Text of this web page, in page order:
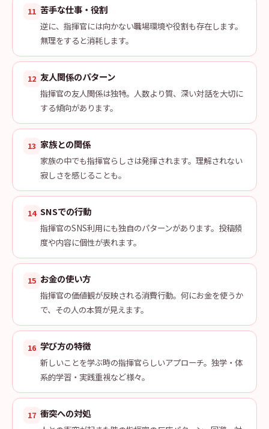
11 苦手な仕事・役割
逆に、指揮官には向かない職場環境や役割も存在します。
無理をすると消耗します。
12 友人関係のパターン
指揮官の友人関係は独特。人数より質、深い対話を大切に
する傾向があります。
13 家族との関係
家族の中でも指揮官らしさは発揮されます。理解されない
寂しさを感じることも。
14 SNSでの行動
指揮官のSNS利用にも独自のパターンがあります。投稿頻
度や内容に個性が表れます。
15 お金の使い方
指揮官の価値観が反映される消費行動。何にお金を使うか
で、その人の本質が見えます。
16 学び方の特徴
新しいことを学ぶ時の指揮官らしいアプローチ。独学・体
系的学習・実践重視など様々。
17 衝突への対処